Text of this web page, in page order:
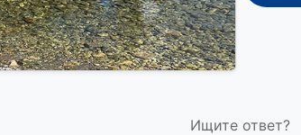
Ищите ответ?